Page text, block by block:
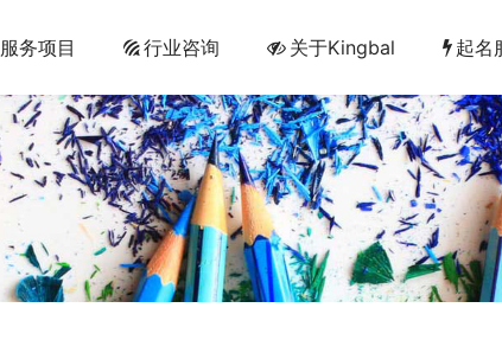
服务项目 行业咨询 关于Kingbal 起名